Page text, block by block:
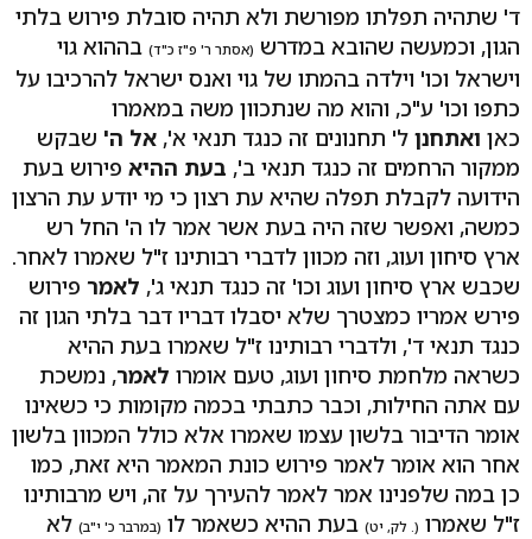
ד' שתהיה תפלתו מפורשת ולא תהיה סובלת פירוש בלתי
הגון, וכמעשה שהובא במדרש (אסתר ר' פ"ז כ"ד) בההוא גוי
וישראל וכו' וילדה בהמתו של גוי ואנס ישראל להרכיבו על
כתפו וכו' ע"כ, והוא מה שנתכוון משה במאמרו
כאן ואתחנן ל' תחנונים זה כנגד תנאי א', אל ה' שבקש
ממקור הרחמים זה כנגד תנאי ב', בעת ההיא פירוש בעת
הידועה לקבלת תפלה שהיא עת רצון כי מי יודע עת הרצון
כמשה, ואפשר שזה היה בעת אשר אמר לו ה' החל רש
ארץ סיחון ועוג, וזה מכוון לדברי רבותינו ז"ל שאמרו לאחר.
שכבש ארץ סיחון ועוג וכו' זה כנגד תנאי ג', לאמר פירוש
פירש אמריו כמצטרך שלא יסבלו דבריו דבר בלתי הגון זה
כנגד תנאי ד', ולדברי רבותינו ז"ל שאמרו בעת ההיא
כשראה מלחמת סיחון ועוג, טעם אומרו לאמר, נמשכת
עם אתה החילות, וכבר כתבתי בכמה מקומות כי כשאינו
אומר הדיבור בלשון עצמו שאמרו אלא כולל המכוון בלשון
אחר הוא אומר לאמר פירוש כונת המאמר היא זאת, כמו
כן במה שלפנינו אמר לאמר להעירך על זה, ויש מרבותינו
ז"ל שאמרו (. לק, יט) בעת ההיא כשאמר לו (במרבר כ' י"ב) לא